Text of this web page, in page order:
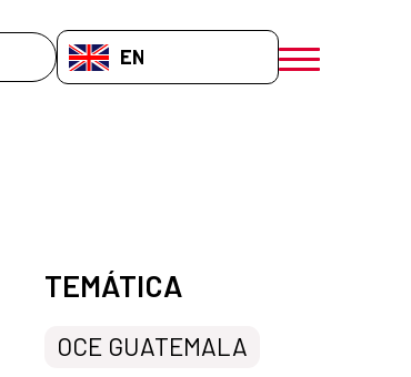
EN-GB
menú móvil
TEMÁTICA
OCE GUATEMALA